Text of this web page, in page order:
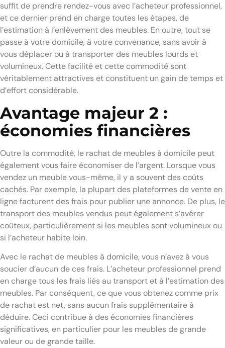
suffit de prendre rendez-vous avec l’acheteur professionnel,
et ce dernier prend en charge toutes les étapes, de
l’estimation à l’enlèvement des meubles. En outre, tout se
passe à votre domicile, à votre convenance, sans avoir à
vous déplacer ou à transporter des meubles lourds et
volumineux. Cette facilité et cette commodité sont
véritablement attractives et constituent un gain de temps et
d’effort considérable.
Avantage majeur 2 :
économies financières
Outre la commodité, le rachat de meubles à domicile peut
également vous faire économiser de l’argent. Lorsque vous
vendez un meuble vous-même, il y a souvent des coûts
cachés. Par exemple, la plupart des plateformes de vente en
ligne facturent des frais pour publier une annonce. De plus, le
transport des meubles vendus peut également s’avérer
coûteux, particulièrement si les meubles sont volumineux ou
si l’acheteur habite loin.
Avec le rachat de meubles à domicile, vous n’avez à vous
soucier d’aucun de ces frais. L’acheteur professionnel prend
en charge tous les frais liés au transport et à l’estimation des
meubles. Par conséquent, ce que vous obtenez comme prix
de rachat est net, sans aucun frais supplémentaire à
déduire. Ceci contribue à des économies financières
significatives, en particulier pour les meubles de grande
valeur ou de grande taille.